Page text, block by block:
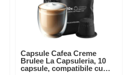
Capsule Cafea Creme
Brulee La Capsuleria, 10
capsule, compatibile cu